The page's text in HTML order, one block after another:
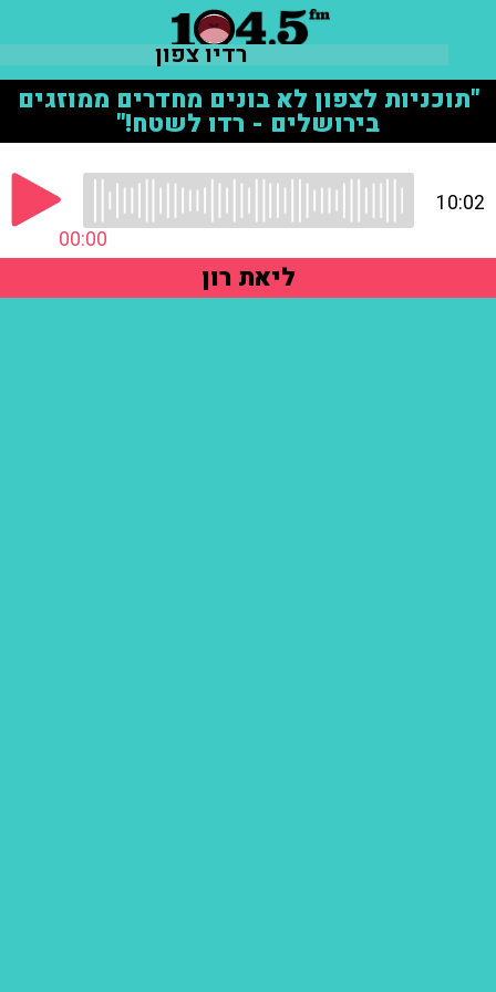
רדיו צפון
"תוכניות לצפון לא בונים מחדרים ממוזגים
בירושלים - רדו לשטח!"
00:00
10:02
ליאת רון